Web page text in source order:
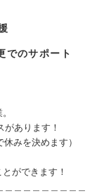
でのサポート
あります！
みを決めます）
ができます！